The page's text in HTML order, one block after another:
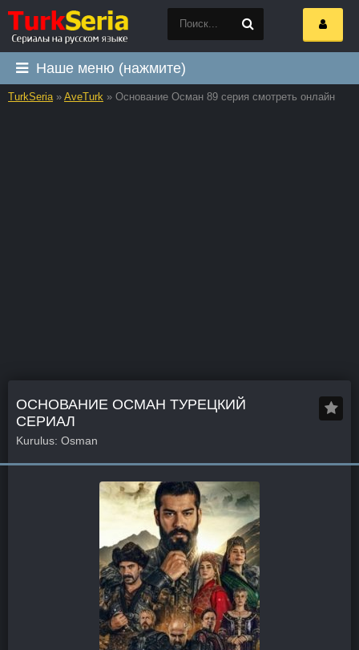
Наше меню (нажмите)
TurkSeria» AveTurk » Основание Осман 89 серия смотреть онлайн
ОСНОВАНИЕ ОСМАН ТУРЕЦКИЙ
СЕРИАЛ
Kurulus: Osman